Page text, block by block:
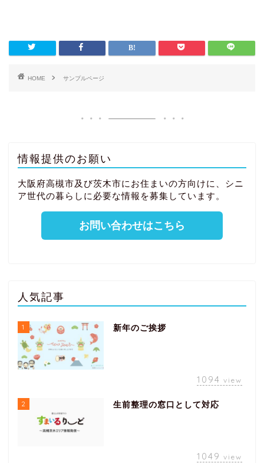
HOME サンプルページ
情報提供のお願い
大阪府高槻市及び茨木市にお住まいの方向けに、シニ
ア世代の暮らしに必要な情報を募集しています。
お問い合わせはこちら
人気記事
1 新年のご挨拶
1094 view
2 生前整理の窓口として対応
1049 view